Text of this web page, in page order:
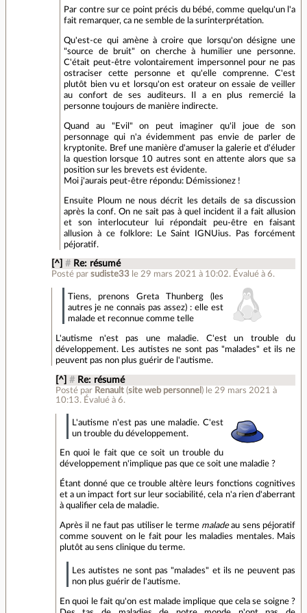
Par contre sur ce point précis du bébé, comme quelqu'un l'a
fait remarquer, ca ne semble de la surinterprétation.
Qu'est-ce qui amène à croire que lorsqu'on désigne une
"source de bruit" on cherche à humilier une personne.
C'était peut-être volontairement impersonnel pour ne pas
ostraciser cette personne et qu'elle comprenne. C'est
plutôt bien vu et lorsqu'on est orateur on essaie de veiller
au confort de ses auditeurs. Il a en plus remercié la
personne toujours de manière indirecte.
Quand au "Evil" on peut imaginer qu'il joue de son
personnage qui n'a évidemment pas envie de parler de
kryptonite. Bref une manière d'amuser la galerie et d'éluder
la question lorsque 10 autres sont en attente alors que sa
position sur les brevets est évidente.
Moi j'aurais peut-être répondu: Démissionez !
Ensuite Ploum ne nous décrit les details de sa discussion
après la conf. On ne sait pas à quel incident il a fait allusion
et son interlocuteur lui répondait peu-être en faisant
allusion à ce folklore: Le Saint IGNUius. Pas forcément
péjoratif.
[^] # Re: résumé
Posté par sudiste33 le 29 mars 2021 à 10:02. Évalué à 6.
Tiens, prenons Greta Thunberg (les
autres je ne connais pas assez) : elle est
malade et reconnue comme telle
L'autisme n'est pas une maladie. C'est un trouble du
développement. Les autistes ne sont pas "malades" et ils ne
peuvent pas non plus guérir de l'autisme.
[^] # Re: résumé
Posté par Renault(site web personnel ) le 29 mars 2021 à
10:13. Évalué à 6.
L'autisme n'est pas une maladie. C'est
un trouble du développement.
En quoi le fait que ce soit un trouble du
développement n'implique pas que ce soit une maladie ?
Étant donné que ce trouble altère leurs fonctions cognitives
et a un impact fort sur leur sociabilité, cela n'a rien d'aberrant
à qualifier cela de maladie.
Après il ne faut pas utiliser le terme maladeau sens péjoratif
comme souvent on le fait pour les maladies mentales. Mais
plutôt au sens clinique du terme.
Les autistes ne sont pas "malades" et ils ne peuvent pas
non plus guérir de l'autisme.
En quoi le fait qu'on est malade implique que cela se soigne ?